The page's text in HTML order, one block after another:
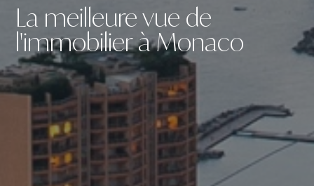
La meilleure vue de
l'immobilier à Monaco